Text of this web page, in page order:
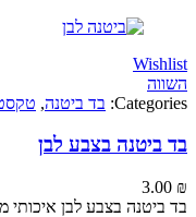
בד ביטנה ,טקסטיל
בצבע לבן
בצבע לבן איכותי מאוד